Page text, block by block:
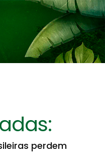
perdem